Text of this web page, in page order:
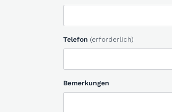
Telefon (erforderlich)
Bemerkungen